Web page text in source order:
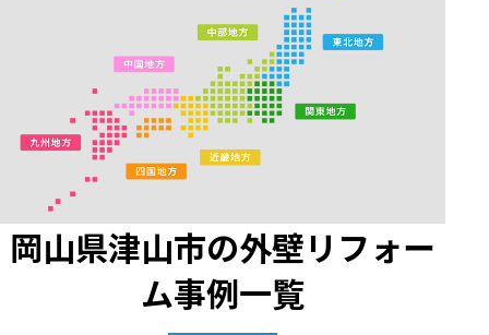
岡山県津山市の外壁リフォー
ム事例一覧